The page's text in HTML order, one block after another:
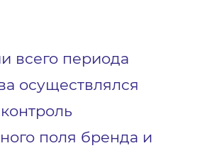
всего периода
осуществлялся
поля бренда и